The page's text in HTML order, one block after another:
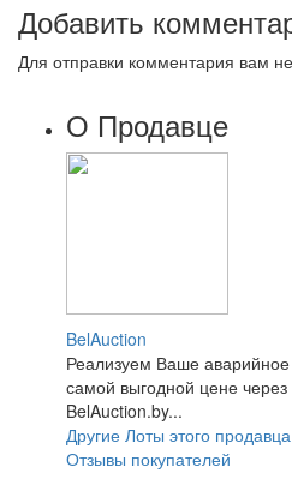
Добавить
Для отправки комментария вам
О Продавце
BelAuction
Реализуем Ваше
самой выгодной цене через
BelAuction.by...
Другие Лоты этого продавца
Отзывы покупателей